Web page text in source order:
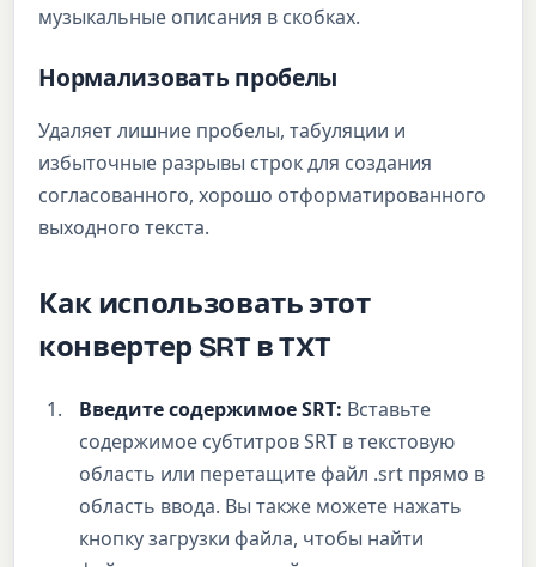
музыкальные описания в скобках.
Нормализовать пробелы
Удаляет лишние пробелы, табуляции и
избыточные разрывы строк для создания
согласованного, хорошо отформатированного
выходного текста.
Как использовать этот
конвертер SRT в TXT
Введите содержимое SRT: Вставьте
содержимое субтитров SRT в текстовую
область или перетащите файл .srt прямо в
область ввода. Вы также можете нажать
кнопку загрузки файла, чтобы найти